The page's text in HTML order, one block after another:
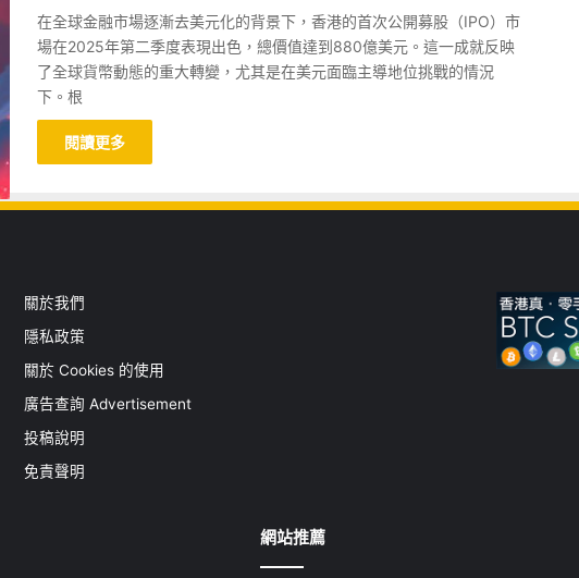
在全球金融市場逐漸去美元化的背景下，香港的首次公開募股（IPO）市
場在2025年第二季度表現出色，總價值達到880億美元。這一成就反映
了全球貨幣動態的重大轉變，尤其是在美元面臨主導地位挑戰的情況
下。根
閱讀更多
關於我們
隱私政策
關於 Cookies 的使用
廣告查詢 Advertisement
投稿說明
免責聲明
網站推薦